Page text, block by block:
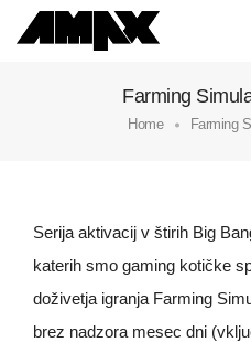
Farming
Home Farming
Serija aktivacij v štirih Big
katerih smo gaming kotičke
doživetja igranja Farming
brez nadzora mesec dni